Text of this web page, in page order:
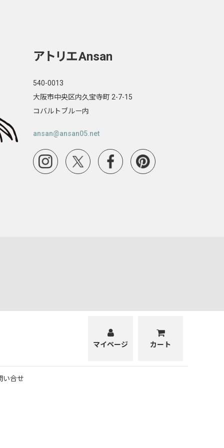
アトリエAnsan
540-0013
大阪市中央区内久宝寺町 2-7-15
コバルトブルー内
ansan@ansan05.net
マイページ カート
い合せ